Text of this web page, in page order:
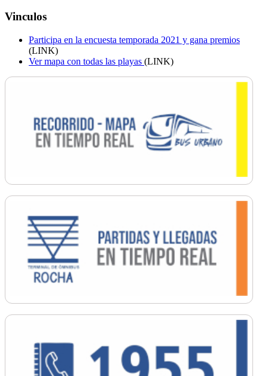
Vinculos
Participa en la encuesta temporada 2021 y gana premios
(LINK)
Ver mapa con todas las playas (LINK)